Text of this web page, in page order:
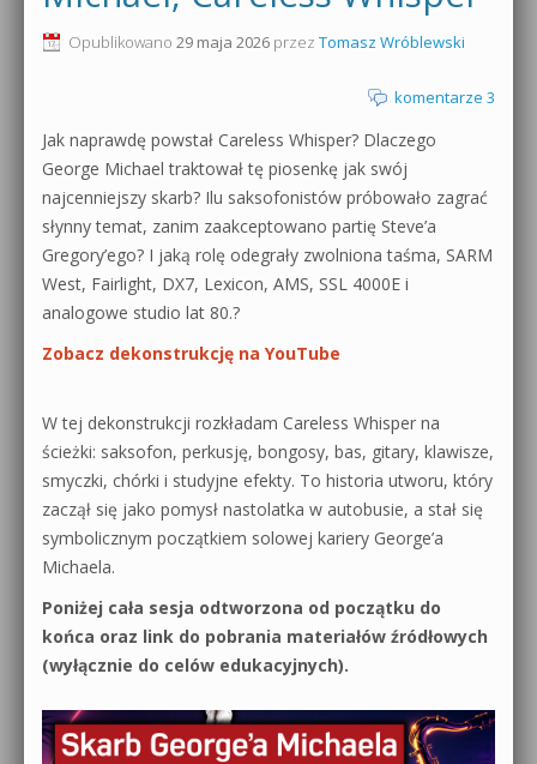
Produkcja muzyczna od podstaw
Sound Forge od podstaw
Dubstep z syntezatorem Massive
Kontakt 5 Kompendium
Pakiety
0dB.pl - informacje
Materiały dla mediów
Archiwum aktualności
Polityka prywatności
Regulamin
Działanie sklepu internetowego
Wyszukiwanie
Opublikowano 29 maja 2026 przez Tomasz Wróblewski
komentarze 3
Jak naprawdę powstał Careless Whisper? Dlaczego
George Michael traktował tę piosenkę jak swój
najcenniejszy skarb? Ilu saksofonistów próbowało zagrać
słynny temat, zanim zaakceptowano partię Steve’a
Gregory’ego? I jaką rolę odegrały zwolniona taśma, SARM
West, Fairlight, DX7, Lexicon, AMS, SSL 4000E i
analogowe studio lat 80.?
Zobacz dekonstrukcję na YouTube
W tej dekonstrukcji rozkładam Careless Whisper na
ścieżki: saksofon, perkusję, bongosy, bas, gitary, klawisze,
smyczki, chórki i studyjne efekty. To historia utworu, który
zaczął się jako pomysł nastolatka w autobusie, a stał się
symbolicznym początkiem solowej kariery George’a
Michaela.
Poniżej cała sesja odtworzona od początku do
końca oraz link do pobrania materiałów źródłowych
(wyłącznie do celów edukacyjnych).